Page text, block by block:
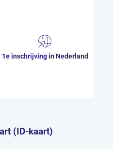
1e inschrijving in Nederland
(ID-kaart)